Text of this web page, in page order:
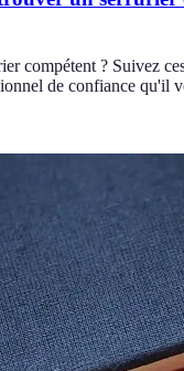
compétent ? Suivez
de confiance qu'il